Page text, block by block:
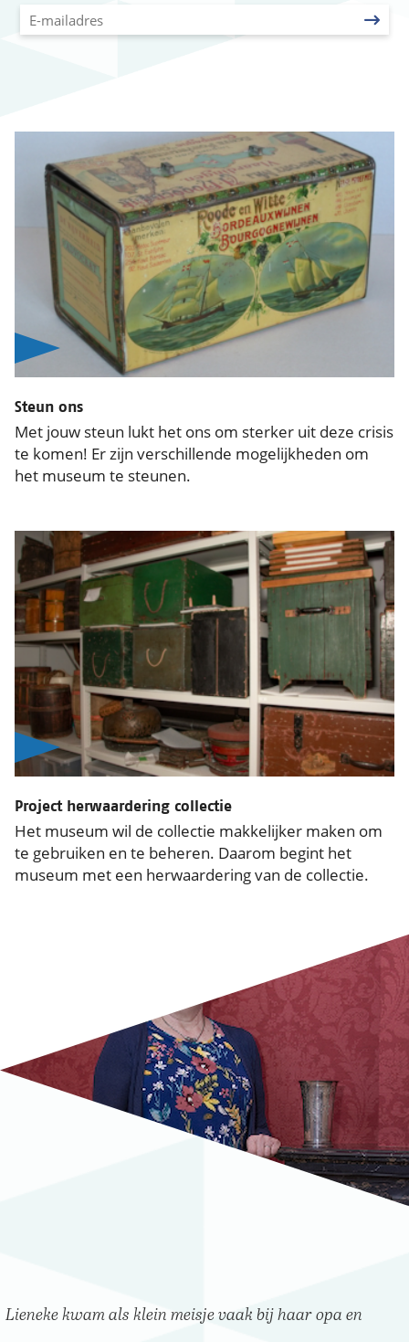
Steun ons
Met jouw steun lukt het ons om sterker uit deze crisis
te komen! Er zijn verschillende mogelijkheden om
het museum te steunen.
Project herwaardering collectie
Het museum wil de collectie makkelijker maken om
te gebruiken en te beheren. Daarom begint het
museum met een herwaardering van de collectie.
Lieneke kwam als klein meisje vaak bij haar opa en